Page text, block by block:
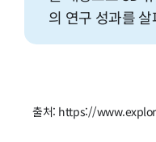
의 연구 성과를
출처: https://